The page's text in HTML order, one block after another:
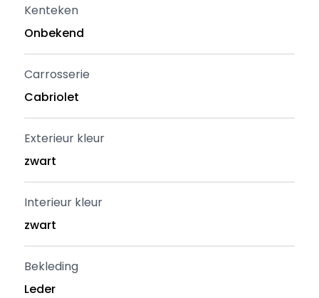
Kenteken
Onbekend
Carrosserie
Cabriolet
Exterieur kleur
zwart
Interieur kleur
zwart
Bekleding
Leder